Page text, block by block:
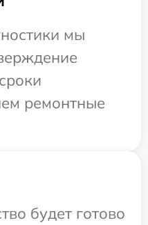
мы
ремонтные
будет готово